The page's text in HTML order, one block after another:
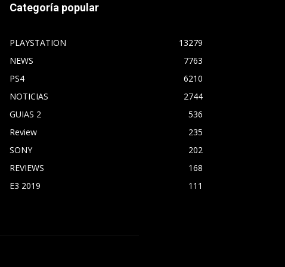
Categoría popular
PLAYSTATION
13279
NEWS
7763
PS4
6210
NOTICIAS
2744
GUIAS 2
536
Review
235
SONY
202
REVIEWS
168
E3 2019
111